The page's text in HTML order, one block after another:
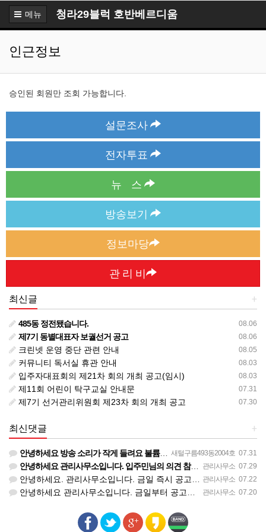
메뉴 청라29블럭 호반베르디움
인근정보
승인된 회원만 조회 가능합니다.
설문조사
전자투표
뉴 스
방송보기
정보마당
관 리 비
+
최신글
08.06
485동 정전됐습니다.
08.06
제7기 동별대표자 보궐선거 공고
08.05
크린넷 운영 중단 관련 안내
08.03
커뮤니티 독서실 휴관 안내
08.03
입주자대표회의 제21차 회의 개최 공고(임시)
07.31
제11회 어린이 탁구교실 안내문
07.30
제7기 선거관리위원회 제23차 회의 개최 공고
+
최신댓글
새털구름493동2004호 07.31
안녕하세요 방송 소리가 작게 들려요 불륨 켜 주세요 그리고 동대표회의 방송 송출 하시내요 세대내에서 동대표회…
관리사무소 07.29
안녕하세요 관리사무소입니다. 입주민님의 의견 참고하겠습니다. 감사합니다.
관리사무소 07.22
안녕하세요. 관리사무소입니다. 금일 즉시 공고하였습니다. 감사합니다.
관리사무소 07.20
안녕하세요 관리사무소입니다. 금일부터 공고와 방송 예정입니다. 감사합니다.